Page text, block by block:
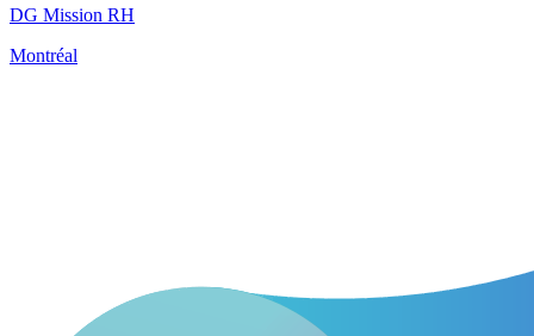
DG Mission RH
Montréal